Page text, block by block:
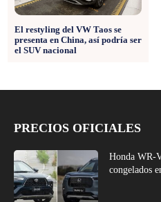
El restyling del VW Taos se
presenta en China, así podría ser
el SUV nacional
PRECIOS OFICIALES
Honda WR-
congelados